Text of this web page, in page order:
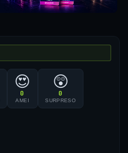
😍
0
AMEI
😲
0
SURPRESO